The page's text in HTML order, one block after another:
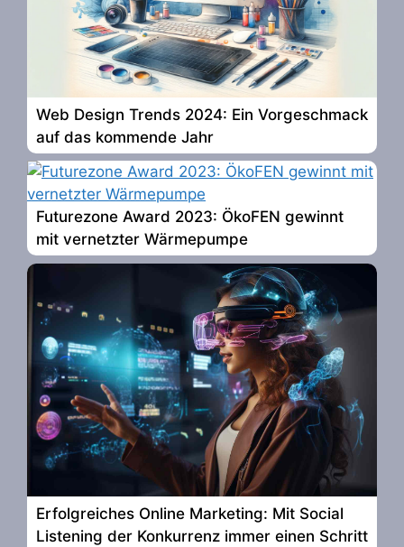
Web Design Trends 2024: Ein Vorgeschmack
auf das kommende Jahr
Futurezone Award 2023: ÖkoFEN gewinnt
mit vernetzter Wärmepumpe
Erfolgreiches Online Marketing: Mit Social
Listening der Konkurrenz immer einen Schritt